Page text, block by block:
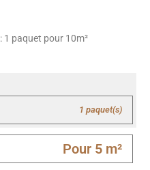
: 1 paquet pour 10m²